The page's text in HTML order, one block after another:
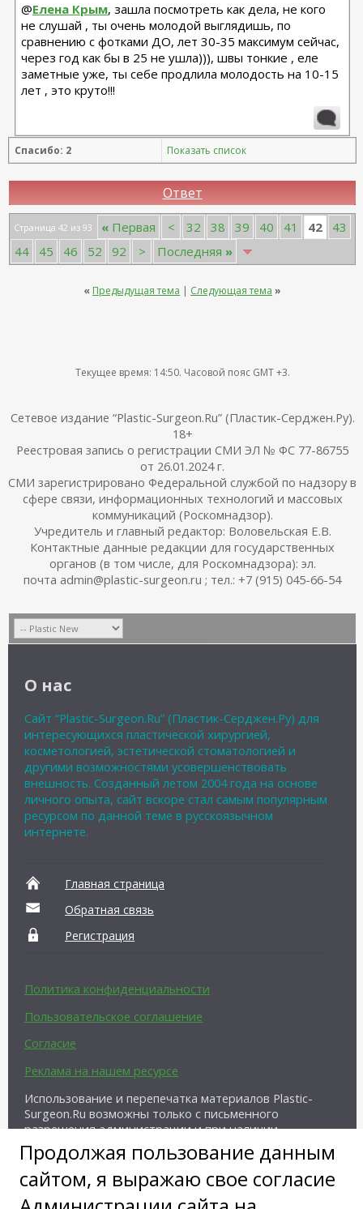
Продолжая пользование данным
сайтом, я выражаю свое согласие
@Елена Крым, зашла посмотреть как дела, не кого
не слушай , ты очень молодой выглядишь, по
сравнению с фотками ДО, лет 30-35 максимум сейчас,
через год как бы в 25 не ушла))), швы тонкие , еле
заметные уже, ты себе продлила молодость на 10-15
лет , это круто!!!
Спасибо: 2 Показать список
Ответ
Страница 42 из 93 « Первая < 32 38 39 40 41 42
43
44
45 46 52 92 > Последняя »
« Предыдущая тема | Следующая тема »
Текущее время: 14:50. Часовой пояс GMT +3.
Сетевое издание “Plastic-Surgeon.Ru” (Пластик-Серджен.Ру).
18+
Реестровая запись о регистрации СМИ ЭЛ № ФС 77-86755
от 26.01.2024 г.
СМИ зарегистрировано Федеральной службой по надзору в
сфере связи, информационных технологий и массовых
коммуникаций (Роскомнадзор).
Учредитель и главный редактор: Воловельская Е.В.
Контактные данные редакции для государственных
органов (в том числе, для Роскомнадзора): эл.
почта admin@plastic-surgeon.ru ; тел.: +7 (915) 045-66-54
О нас
Сайт “Plastic-Surgeon.Ru” (Пластик-Серджен.Ру) для
интересующихся пластической хирургией,
косметологией, эстетической стоматологией и
другими возможностями усовершенствовать
внешность. Созданный летом 2004 года на основе
личного опыта, сайт вскоре стал самым популярным
ресурсом по данной теме в русскоязычном
интернете.
Главная страница
Обратная связь
Регистрация
Политика конфиденциальности
Пользовательское соглашение
Согласие
Реклама на нашем ресурсе
Использование и перепечатка материалов Plastic-
Surgeon.Ru возможны только с письменного
разрешения администрации и при наличии
активной ссылки на источник.